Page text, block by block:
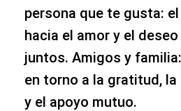
persona que te gusta:
hacia el amor y el
juntos. Amigos y
en torno a la gratitud,
y el apoyo mutuo.